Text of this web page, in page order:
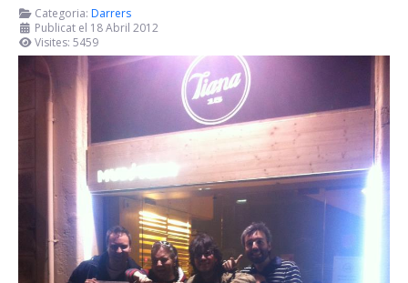
Categoria: Darrers
Publicat el 18 Abril 2012
Visites: 5459